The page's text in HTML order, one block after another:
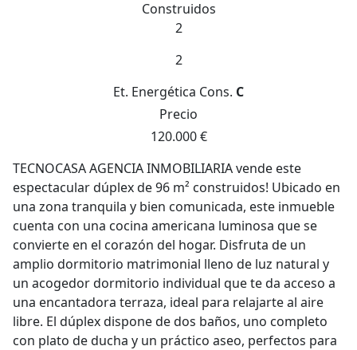
Construidos
2
2
Et. Energética Cons. C
Precio
120.000 €
TECNOCASA AGENCIA INMOBILIARIA vende este
espectacular dúplex de 96 m² construidos! Ubicado en
una zona tranquila y bien comunicada, este inmueble
cuenta con una cocina americana luminosa que se
convierte en el corazón del hogar. Disfruta de un
amplio dormitorio matrimonial lleno de luz natural y
un acogedor dormitorio individual que te da acceso a
una encantadora terraza, ideal para relajarte al aire
libre. El dúplex dispone de dos baños, uno completo
con plato de ducha y un práctico aseo, perfectos para